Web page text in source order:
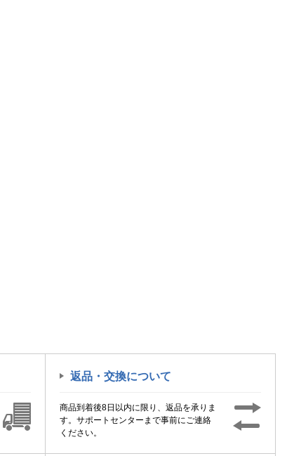
返品・交換について
商品到着後8日以内に限り、返品を承りま
す。サポートセンターまで事前にご連絡
ください。